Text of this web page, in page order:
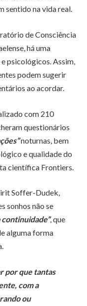
sentido na vida real.
de Consciência
há uma
psicológicos. Assim,
podem sugerir
ao acordar.
com 210
questionários
noturnas, bem
e qualidade do
científica Frontiers.
Soffer-Dudek,
sonhos não se
continuidade”, que
alguma forma
por que tantas
com a
ou